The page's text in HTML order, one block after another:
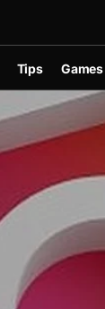
Tips Games